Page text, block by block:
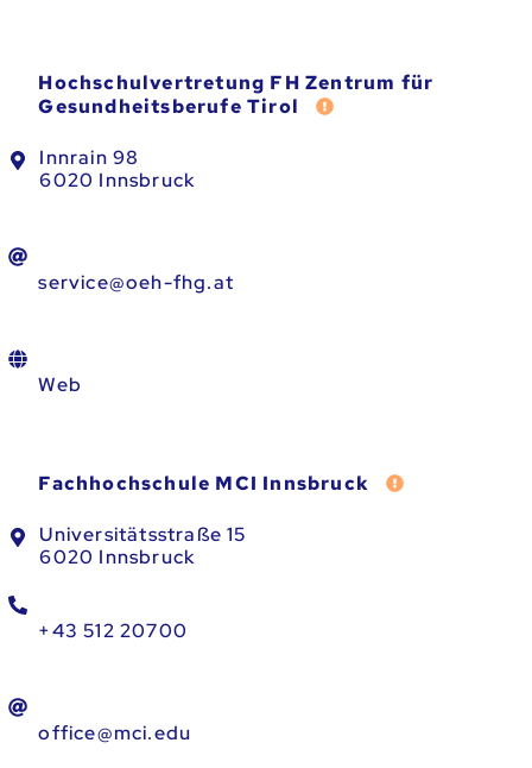
Hochschulvertretung FH Zentrum für
Gesundheitsberufe Tirol
Fehler melden
Innrain 98
6020 Innsbruck
service@oeh-fhg.at
Web
Fachhochschule MCI Innsbruck Fehler melden
Universitätsstraße 15
6020 Innsbruck
+43 512 20700
office@mci.edu